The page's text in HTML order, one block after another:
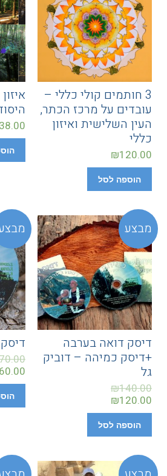
3 חותמים קולי כללי –
עובדים על מרכז הכתר,
העין השלישית ואיזון
כללי
₪120.00
הוספה לסל
38.00
מבצע
דיסק דואה בערבה
+דיסק כמיהה – דוביק
גל
₪140.00
₪120.00
הוספה לסל
60.00